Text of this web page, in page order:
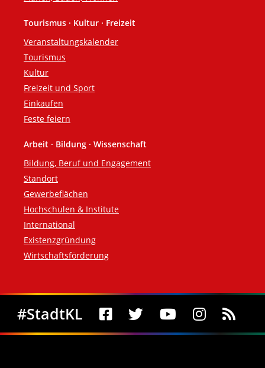
Tourismus · Kultur · Freizeit
Veranstaltungskalender
Tourismus
Kultur
Freizeit und Sport
Einkaufen
Feste feiern
Arbeit · Bildung · Wissenschaft
Bildung, Beruf und Engagement
Standort
Gewerbeflächen
Hochschulen & Institute
International
Existenzgründung
Wirtschaftsförderung
Social Media
#StadtKL